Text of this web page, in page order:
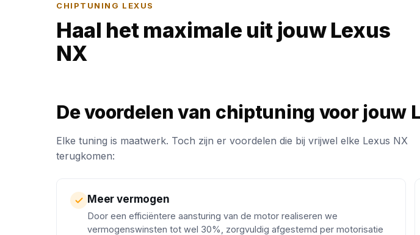
CHIPTUNING LEXUS
Haal het maximale uit jouw Lexus
NX
De voordelen van chiptuning voor jouw
Elke tuning is maatwerk. Toch zijn er voordelen die bij vrijwel elke Lexus NX
terugkomen:
Meer vermogen
Door een efficiëntere aansturing van de motor realiseren we
vermogenswinsten tot wel 30%, zorgvuldig afgestemd per motorisatie